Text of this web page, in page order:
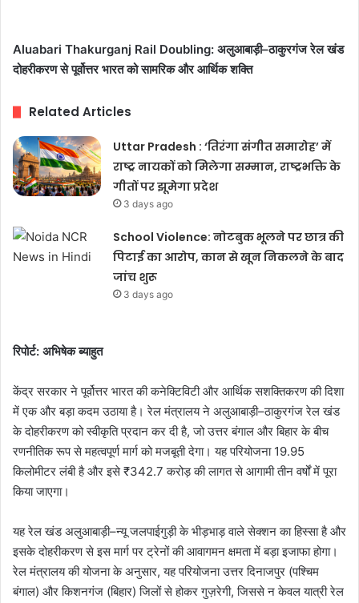
Aluabari Thakurganj Rail Doubling: अलुआबाड़ी–ठाकुरगंज रेल खंड
दोहरीकरण से पूर्वोत्तर भारत को सामरिक और आर्थिक शक्ति
Related Articles
Uttar Pradesh : ‘तिरंगा संगीत समारोह’ में
राष्ट्र नायकों को मिलेगा सम्मान, राष्ट्रभक्ति के
गीतों पर झूमेगा प्रदेश
3 days ago
School Violence: नोटबुक भूलने पर छात्र की
पिटाई का आरोप, कान से खून निकलने के बाद
जांच शुरू
3 days ago
रिपोर्ट: अभिषेक ब्याहुत
केंद्र सरकार ने पूर्वोत्तर भारत की कनेक्टिविटी और आर्थिक सशक्तिकरण की दिशा
में एक और बड़ा कदम उठाया है। रेल मंत्रालय ने अलुआबाड़ी–ठाकुरगंज रेल खंड
के दोहरीकरण को स्वीकृति प्रदान कर दी है, जो उत्तर बंगाल और बिहार के बीच
रणनीतिक रूप से महत्वपूर्ण मार्ग को मजबूती देगा। यह परियोजना 19.95
किलोमीटर लंबी है और इसे ₹342.7 करोड़ की लागत से आगामी तीन वर्षों में पूरा
किया जाएगा।
यह रेल खंड अलुआबाड़ी–न्यू जलपाईगुड़ी के भीड़भाड़ वाले सेक्शन का हिस्सा है और
इसके दोहरीकरण से इस मार्ग पर ट्रेनों की आवागमन क्षमता में बड़ा इजाफा होगा।
रेल मंत्रालय की योजना के अनुसार, यह परियोजना उत्तर दिनाजपुर (पश्चिम
बंगाल) और किशनगंज (बिहार) जिलों से होकर गुज़रेगी, जिससे न केवल यात्री रेल